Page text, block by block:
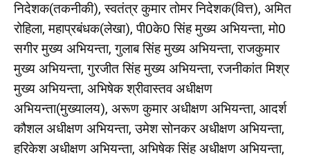
निदेशक(तकनीकी), स्वतंत्र कुमार तोमर निदेशक(वित्त), अमित
रोहिला, महाप्रबंधक(लेखा), पी0के0 सिंह मुख्य अभियन्ता, मो0
सगीर मुख्य अभियन्ता, गुलाब सिंह मुख्य अभियन्ता, राजकुमार
मुख्य अभियन्ता, गुरजीत सिंह मुख्य अभियन्ता, रजनीकांत मिश्र
मुख्य अभियन्ता, अभिषेक श्रीवास्तव अधीक्षण
अभियन्ता(मुख्यालय), अरूण कुमार अधीक्षण अभियन्ता, आदर्श
कौशल अधीक्षण अभियन्ता, उमेश सोनकर अधीक्षण अभियन्ता,
हरिकेश अधीक्षण अभियन्ता, अभिषेक सिंह अधीक्षण अभियन्ता,